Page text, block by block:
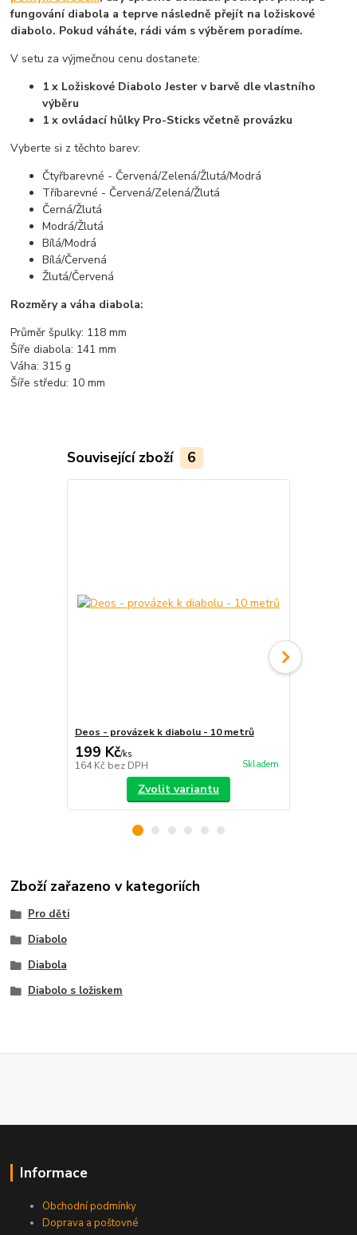
fungování diabola a teprve následně přejít na ložiskové
diabolo. Pokud váháte, rádi vám s výběrem poradíme.
V setu za výjmečnou cenu dostanete:
1 x Ložiskové Diabolo Jester v barvě dle vlastního
výběru
1 x ovládací hůlky Pro-Sticks včetně provázku
Vyberte si z těchto barev:
Čtyřbarevné - Červená/Zelená/Žlutá/Modrá
Tříbarevné - Červená/Zelená/Žlutá
Černá/Žlutá
Modrá/Žlutá
Bílá/Modrá
Bílá/Červená
Žlutá/Červená
Rozměry a váha diabola:
Průměr špulky: 118 mm
Šíře diabola: 141 mm
Váha: 315 g
Šíře středu: 10 mm
Související zboží 6
Deos - provázek k diabolu - 10 metrů
199 Kč/ks
164 Kč bez DPH Skladem
Zvolit variantu
Zboží zařazeno v kategoriích
Pro děti
Diabolo
Diabola
Diabolo s ložiskem
Informace
Obchodní podmínky
Doprava a poštovné